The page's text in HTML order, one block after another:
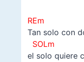
REm
Tan solo con
el solo quiere